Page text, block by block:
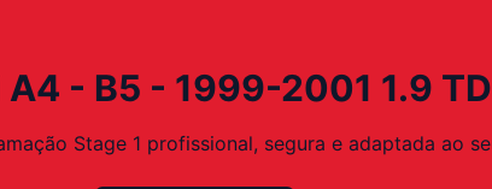
- B5 - 1999-2001 1.9
Stage 1 profissional, segura e adaptada ao